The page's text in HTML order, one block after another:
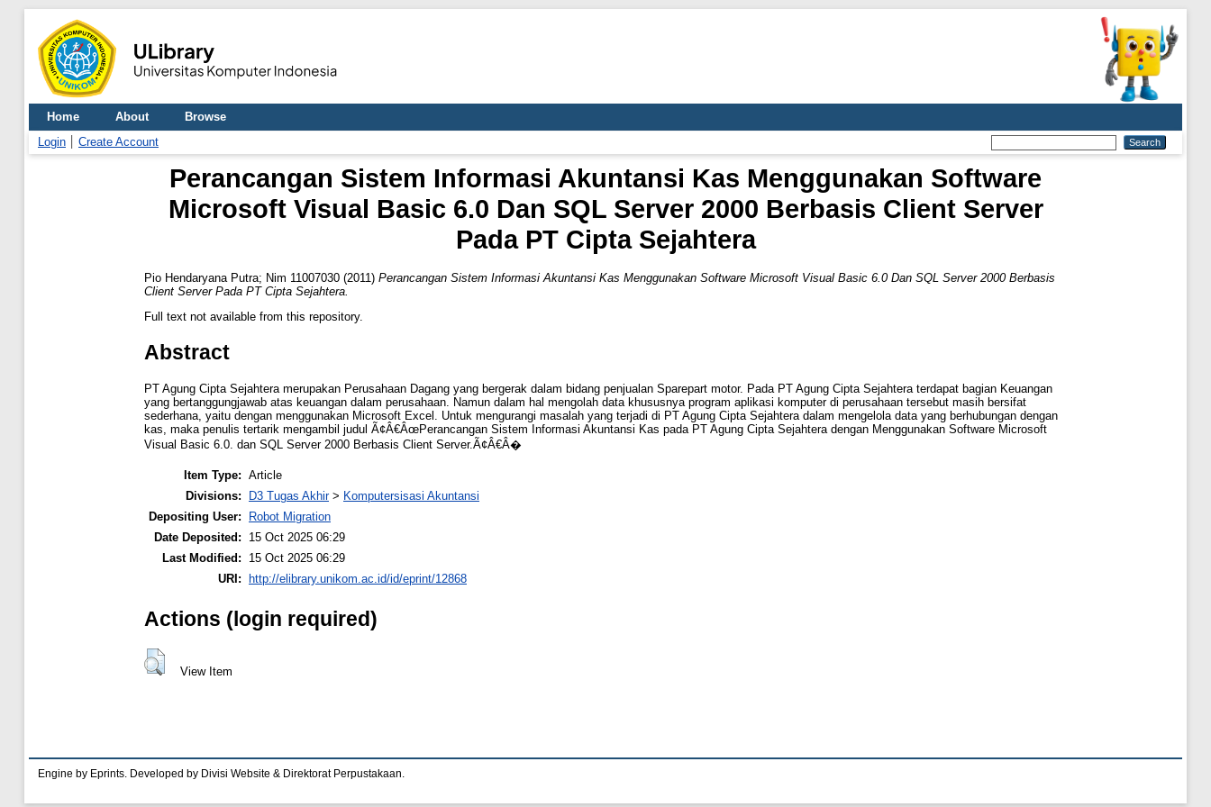
Home About
Browse
Login
Create Account
Perancangan Sistem Informasi Akuntansi Kas Menggunakan Software
Microsoft Visual Basic 6.0 Dan SQL Server 2000 Berbasis Client Server
Pada PT Cipta Sejahtera
Pio Hendaryana Putra; Nim 11007030 (2011) Perancangan Sistem Informasi Akuntansi Kas Menggunakan Software Microsoft Visual Basic 6.0 Dan SQL Server 2000 Berbasis
Client Server Pada PT Cipta Sejahtera.
Full text not available from this repository.
Abstract
PT Agung Cipta Sejahtera merupakan Perusahaan Dagang yang bergerak dalam bidang penjualan Sparepart motor. Pada PT Agung Cipta Sejahtera terdapat bagian Keuangan
yang bertanggungjawab atas keuangan dalam perusahaan. Namun dalam hal mengolah data khususnya program aplikasi komputer di perusahaan tersebut masih bersifat
sederhana, yaitu dengan menggunakan Microsoft Excel. Untuk mengurangi masalah yang terjadi di PT Agung Cipta Sejahtera dalam mengelola data yang berhubungan dengan
kas, maka penulis tertarik mengambil judul Ã¢Â€ÂœPerancangan Sistem Informasi Akuntansi Kas pada PT Agung Cipta Sejahtera dengan Menggunakan Software Microsoft
Visual Basic 6.0. dan SQL Server 2000 Berbasis Client Server.Ã¢Â€Â�
Item Type: Article
Divisions:
D3 Tugas Akhir> Komputersisasi Akuntansi
Depositing User:
Robot Migration
Date Deposited:
15 Oct 2025 06:29
Last Modified:
15 Oct 2025 06:29
URI: http://elibrary.unikom.ac.id/id/eprint/12868
Actions (login required)
View Item
Engine by Eprints. Developed by Divisi Website & Direktorat Perpustakaan.